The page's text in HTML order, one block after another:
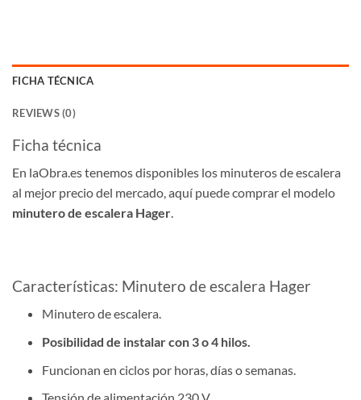
FICHA TÉCNICA
REVIEWS (0)
Ficha técnica
En laObra.es tenemos disponibles los minuteros de escalera
al mejor precio del mercado, aquí puede comprar el modelo
minutero de escalera Hager.
Características: Minutero de escalera Hager
Minutero de escalera.
Posibilidad de instalar con 3 o 4 hilos.
Funcionan en ciclos por horas, días o semanas.